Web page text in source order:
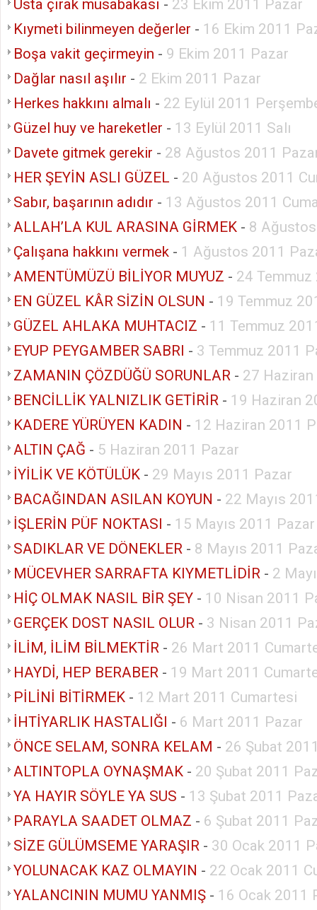
Usta çırak müsabakası - 23 Ekim 2011 Pazar
Kıymeti bilinmeyen değerler - 16 Ekim 2011
Boşa vakit geçirmeyin - 9 Ekim 2011 Pazar
Dağlar nasıl aşılır - 2 Ekim 2011 Pazar
Herkes hakkını almalı - 22 Eylül 2011
Güzel huy ve hareketler - 13 Eylül 2011 Salı
Davete gitmek gerekir - 28 Ağustos 2011
HER ŞEYİN ASLI GÜZEL - 20 Ağustos 2011
Sabır, başarının adıdır - 13 Ağustos 2011
ALLAH’LA KUL ARASINA GİRMEK - 8
Çalışana hakkını vermek - 1 Ağustos 2011
AMENTÜMÜZÜ BİLİYOR MUYUZ - 24
EN GÜZEL KÂR SİZİN OLSUN - 19 Temmuz
GÜZEL AHLAKA MUHTACIZ - 11 Temmuz
EYUP PEYGAMBER SABRI - 3 Temmuz 2011
ZAMANIN ÇÖZDÜĞÜ SORUNLAR - 27
BENCİLLİK YALNIZLIK GETİRİR - 19 Haziran
KADERE YÜRÜYEN KADIN - 12 Haziran 2011
ALTIN ÇAĞ - 5 Haziran 2011 Pazar
İYİLİK VE KÖTÜLÜK - 29 Mayıs 2011 Pazar
BACAĞINDAN ASILAN KOYUN - 22 Mayıs
İŞLERİN PÜF NOKTASI - 15 Mayıs 2011 Pazar
SADIKLAR VE DÖNEKLER - 8 Mayıs 2011
MÜCEVHER SARRAFTA KIYMETLİDİR - 2
HİÇ OLMAK NASIL BİR ŞEY - 10 Nisan 2011
GERÇEK DOST NASIL OLUR - 3 Nisan 2011
İLİM, İLİM BİLMEKTİR - 26 Mart 2011
HAYDİ, HEP BERABER - 19 Mart 2011
PİLİNİ BİTİRMEK - 12 Mart 2011 Cumartesi
İHTİYARLIK HASTALIĞI - 6 Mart 2011 Pazar
ÖNCE SELAM, SONRA KELAM - 26 Şubat
ALTINTOPLA OYNAŞMAK - 20 Şubat 2011
YA HAYIR SÖYLE YA SUS - 13 Şubat 2011
PARAYLA SAADET OLMAZ - 6 Şubat 2011
SİZE GÜLÜMSEME YARAŞIR - 30 Ocak 2011
YOLUNACAK KAZ OLMAYIN - 22 Ocak 2011
YALANCININ MUMU YANMIŞ - 16 Ocak 2011